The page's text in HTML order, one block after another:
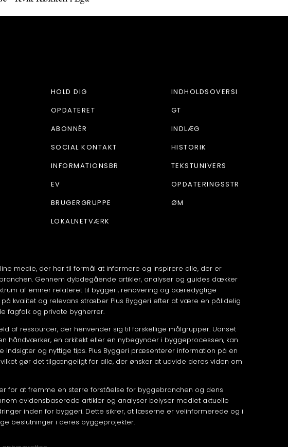
medie, der har til formål at informere og inspirere alle, der er
Gennem dybdegående artikler, analyser og guides dækker
af emner relateret til byggeri, renovering og bæredygtige
på kvalitet og relevans stræber Plus Byggeri efter at være en pålidelig
fagfolk og private bygherrer.
af ressourcer, der henvender sig til forskellige målgrupper. Uanset
håndværker, en arkitekt eller en nybegynder i byggeprocessen, kan
indsigter og nyttige tips. Plus Byggeri præsenterer information på en
gør det tilgængeligt for alle, der ønsker at udvide deres viden om
for at fremme en større forståelse for byggebranchen og dens
evidensbaserede artikler og analyser belyser mediet aktuelle
inden for byggeri. Dette sikrer, at læserne er velinformerede og i
beslutninger i deres byggeprojekter.
HOLD DIG
OPDATERET
ABONNÉR
SOCIAL KONTAKT
INFORMATIONSBR
EV
BRUGERGRUPPE
LOKALNETVÆRK
INDHOLDSOVERSI
GT
INDLÆG
HISTORIK
TEKSTUNIVERS
OPDATERINGSSTR
ØM